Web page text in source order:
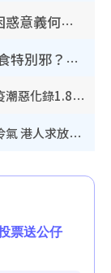
香港山邊鐵閘邊門大開？內地客困惑意義何在！網民神回覆：呢種叫法理性防禦
鬼門開2026｜農曆七月撞正日全食特別邪？專家警告切忌做一事！揭4大禁忌+2招保平安
奪命寄生蟲｜食生菜狂瀉首現死者！疫潮惡化錄1.8萬宗病例 揭洗菜3大謬誤
內地客歎港人唔識老！揭港鐵保鮮級冷氣 港人求放過：咪投訴